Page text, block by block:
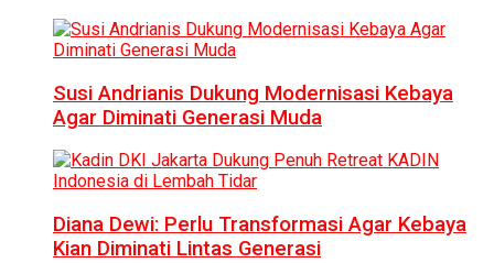
Susi Andrianis Dukung Modernisasi Kebaya
Agar Diminati Generasi Muda
Diana Dewi: Perlu Transformasi Agar Kebaya
Kian Diminati Lintas Generasi